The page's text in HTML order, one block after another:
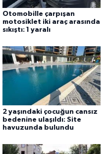
Otomobille çarpışan
motosiklet iki araç arasında
sıkıştı: 1 yaralı
2 yaşındaki çocuğun cansız
bedenine ulaşıldı: Site
havuzunda bulundu